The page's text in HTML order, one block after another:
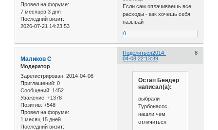
Провел на форуме:
7 месяцев 3 дня
Последний визит:
2026-07-21 14:23:53
Если сам оплачиваешь все
расходы - как хочешь себя
называй
0
Поделиться 8
2014-
04-08 22:13:39
Маликов С
Модератор
Зарегистрирован: 2014-04-06
Приглашений: 0
Сообщений: 1452
Уважение: +1378
Позитив: +548
Провел на форуме:
1 месяц 15 дней
Последний визит:
Остап Бендер
написал(а):
выбрали
Турбонасос,
нашли чем
отличиться